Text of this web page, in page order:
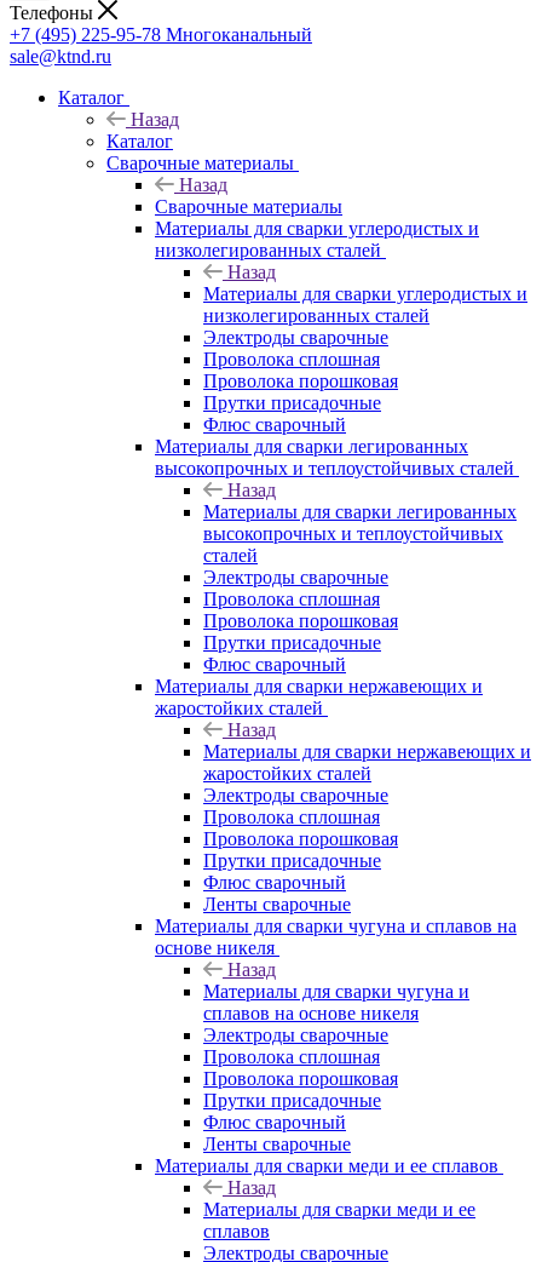
Телефоны
+7 (495) 225-95-78 Многоканальный
sale@ktnd.ru
Каталог
Назад
Каталог
Сварочные материалы
Назад
Сварочные материалы
Материалы для сварки углеродистых и
низколегированных сталей
Назад
Материалы для сварки углеродистых и
низколегированных сталей
Электроды сварочные
Проволока сплошная
Проволока порошковая
Прутки присадочные
Флюс сварочный
Материалы для сварки легированных
высокопрочных и теплоустойчивых сталей
Назад
Материалы для сварки легированных
высокопрочных и теплоустойчивых
сталей
Электроды сварочные
Проволока сплошная
Проволока порошковая
Прутки присадочные
Флюс сварочный
Материалы для сварки нержавеющих и
жаростойких сталей
Назад
Материалы для сварки нержавеющих и
жаростойких сталей
Электроды сварочные
Проволока сплошная
Проволока порошковая
Прутки присадочные
Флюс сварочный
Ленты сварочные
Материалы для сварки чугуна и сплавов на
основе никеля
Назад
Материалы для сварки чугуна и
сплавов на основе никеля
Электроды сварочные
Проволока сплошная
Проволока порошковая
Прутки присадочные
Флюс сварочный
Ленты сварочные
Материалы для сварки меди и ее сплавов
Назад
Материалы для сварки меди и ее
сплавов
Электроды сварочные